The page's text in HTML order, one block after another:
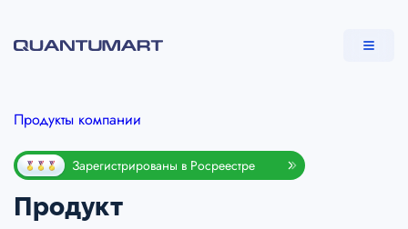
Продукты компании
Зарегистрированы в Росреестре
Продукт